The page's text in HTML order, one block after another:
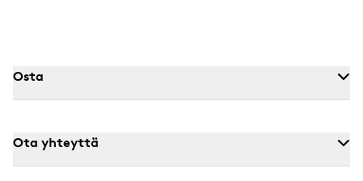
Osta
Ota yhteyttä